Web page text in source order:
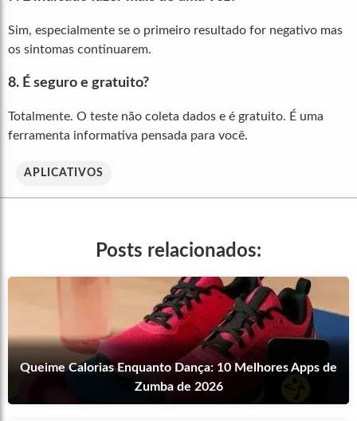
Sim, especialmente se o primeiro resultado for negativo mas
os sintomas continuarem.
8. É seguro e gratuito?
Totalmente. O teste não coleta dados e é gratuito. É uma
ferramenta informativa pensada para você.
APLICATIVOS
Posts relacionados:
Queime Calorias Enquanto Dança: 10 Melhores Apps de
Zumba de 2026